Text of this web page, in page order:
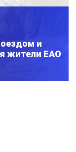
и
жители ЕАО